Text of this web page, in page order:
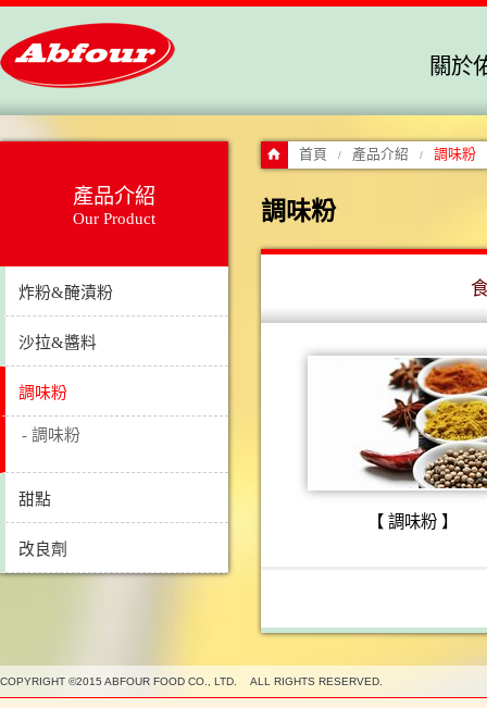
關於
首頁 / 產品介紹 / 調味粉
調味粉
【 調味粉 】
產品介紹
Our Product
炸粉&醃漬粉
沙拉&醬料
調味粉
- 調味粉
甜點
改良劑
COPYRIGHT ©2015 ABFOUR FOOD CO., LTD. ALL RIGHTS RESERVED.